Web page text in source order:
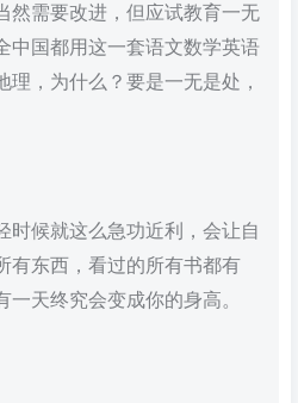
然需要改进，但应试教育一无
中国都用这一套语文数学英语
理，为什么？要是一无是处，
时候就这么急功近利，会让自
有东西，看过的所有书都有
一天终究会变成你的身高。